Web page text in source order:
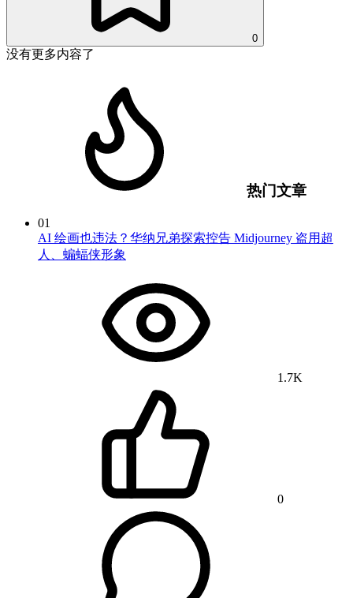
0
没有更多内容了
热门文章
01
AI 绘画也违法？华纳兄弟探索控告 Midjourney 盗用超
人、蝙蝠侠形象
1.7K
0